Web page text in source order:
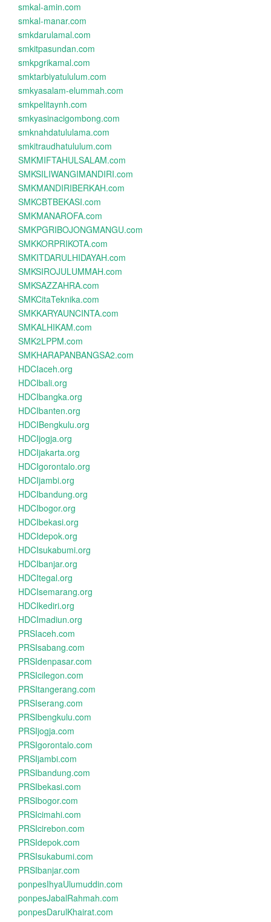
smkal-amin.com
smkal-manar.com
smkdarulamal.com
smkitpasundan.com
smkpgrikamal.com
smktarbiyatululum.com
smkyasalam-elummah.com
smkpelitaynh.com
smkyasinacigombong.com
smknahdatululama.com
smkitraudhatululum.com
SMKMIFTAHULSALAM.com
SMKSILIWANGIMANDIRI.com
SMKMANDIRIBERKAH.com
SMKCBTBEKASI.com
SMKMANAROFA.com
SMKPGRIBOJONGMANGU.com
SMKKORPRIKOTA.com
SMKITDARULHIDAYAH.com
SMKSIROJULUMMAH.com
SMKSAZZAHRA.com
SMKCitaTeknika.com
SMKKARYAUNCINTA.com
SMKALHIKAM.com
SMK2LPPM.com
SMKHARAPANBANGSA2.com
HDCIaceh.org
HDCIbali.org
HDCIbangka.org
HDCIbanten.org
HDCIBengkulu.org
HDCIjogja.org
HDCIjakarta.org
HDCIgorontalo.org
HDCIjambi.org
HDCIbandung.org
HDCIbogor.org
HDCIbekasi.org
HDCIdepok.org
HDCIsukabumi.org
HDCIbanjar.org
HDCItegal.org
HDCIsemarang.org
HDCIkediri.org
HDCImadiun.org
PRSIaceh.com
PRSIsabang.com
PRSIdenpasar.com
PRSIcilegon.com
PRSItangerang.com
PRSIserang.com
PRSIbengkulu.com
PRSIjogja.com
PRSIgorontalo.com
PRSIjambi.com
PRSIbandung.com
PRSIbekasi.com
PRSIbogor.com
PRSIcimahi.com
PRSIcirebon.com
PRSIdepok.com
PRSIsukabumi.com
PRSIbanjar.com
ponpesIhyaUlumuddin.com
ponpesJabalRahmah.com
ponpesDarulKhairat.com